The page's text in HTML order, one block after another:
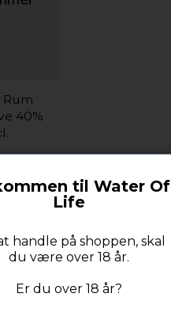
Rum
40%
til Water Of
Life
handle på shoppen, skal
du være over 18 år.
Er du over 18 år?